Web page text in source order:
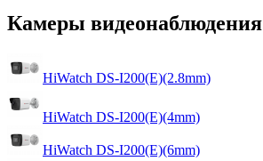
Камеры видеонаблюдения
HiWatch DS-I200(E)(2.8mm)
HiWatch DS-I200(E)(4mm)
HiWatch DS-I200(E)(6mm)